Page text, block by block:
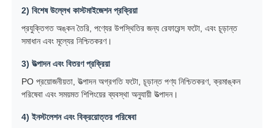
2) বিশেষ উল্লেখ কাস্টমাইজেশন প্রক্রিয়া
প্রযুক্তিগত অঙ্কন তৈরি, পণ্যের উপস্থিতির জন্য রেফারেন্স ফটো, এবং চূড়ান্ত
সমাধান এবং মূল্যের নিশ্চিতকরণ।
3) উত্পাদন এবং বিতরণ প্রক্রিয়া
PO প্রয়োজনীয়তা, উত্পাদন অগ্রগতি ফটো, চূড়ান্ত পণ্য নিশ্চিতকরণ, ক্রমাঙ্কন
পরিষেবা এবং সময়মত শিপিংয়ের ব্যবস্থা অনুযায়ী উত্পাদন।
4) ইনস্টলেশন এবং বিক্রয়োত্তর পরিষেবা